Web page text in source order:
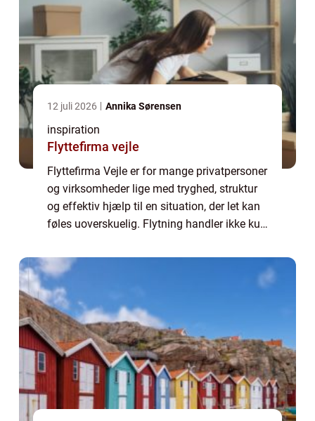
12 juli 2026 Annika Sørensen
inspiration
Flyttefirma vejle
Flyttefirma Vejle er for mange privatpersoner
og virksomheder lige med tryghed, struktur
og effektiv hjælp til en situation, der let kan
føles uoverskuelig. Flytning handler ikke kun
bevare overblikket, skåne ...